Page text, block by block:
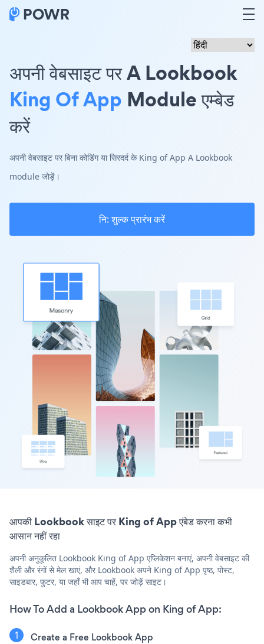
अपनी वेबसाइट पर A Lookbook
King Of App Module एम्बेड
करें
अपनी वेबसाइट पर बिना कोडिंग या सिरदर्द के King of App A Lookbook
module जोड़ें।
नि: शुल्क प्रारंभ करें
आपकी Lookbook साइट पर King of App एंबेड करना कभी
आसान नहीं रहा
अपनी अनुकूलित Lookbook King of App एप्लिकेशन बनाएं, अपनी वेबसाइट की
शैली और रंगों से मेल खाएं, और Lookbook अपने King of App पृष्ठ, पोस्ट,
साइडबार, फुटर, या जहाँ भी आप चाहें, पर जोड़ें साइट।
How To Add a Lookbook App on King of App:
Create a Free Lookbook App